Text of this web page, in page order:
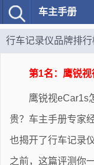
车主手册
行车记录仪品牌排行
第1名：鹰锐
鹰锐视eCar1s
贵？车主手册专家
也揭开了行车记录
之前，这篇评测你